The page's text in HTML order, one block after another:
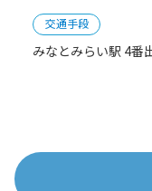
交通手段
みなとみらい駅 4番